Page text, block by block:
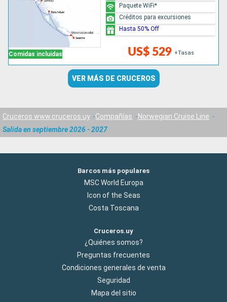
Comidas incluidas US$ 529 +Tasas
Paquete WiFi*
Créditos para excursiones
Hasta 50% Off
VER MÁS DE CRUCEROS
Cruceros www.cruceros.uy Compañías
Norwegian Cruise Line
Salida en septiembre 2026 - 2027
Barcos más populares
MSC World Europa
Icon of the Seas
Costa Toscana
Cruceros.uy
¿Quiénes somos?
Preguntas frecuentes
Condiciones generales de venta
Seguridad
Mapa del sitio